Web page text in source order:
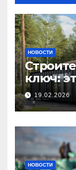
НОВОСТИ
ключ:
19.02.2026
НОВОСТИ